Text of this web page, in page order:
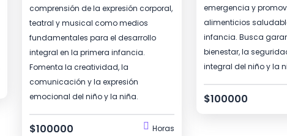
comprensión de la expresión corporal,
teatral y musical como medios
fundamentales para el desarrollo
integral en la primera infancia.
Fomenta la creatividad, la
comunicación y la expresión
emocional del niño y la niña.
$100000 Horas
emergencia y
alimenticios
infancia. Busca
bienestar, la
integral del niño y la
$100000